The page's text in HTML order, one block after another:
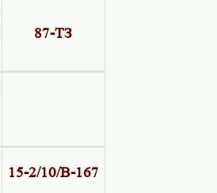
87-ТЗ
15-2/10/В-167